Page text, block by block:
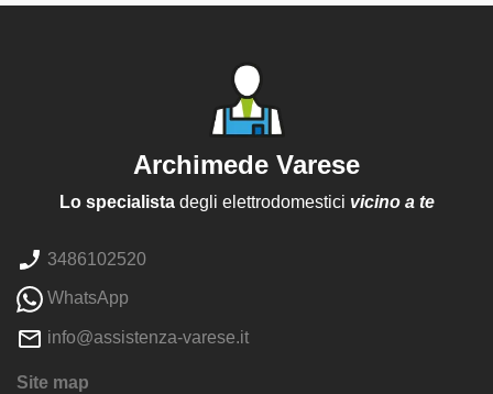
Archimede Varese
Lo specialistadegli elettrodomestici vicino a te
3486102520
WhatsApp
info@assistenza-varese.it
Site map